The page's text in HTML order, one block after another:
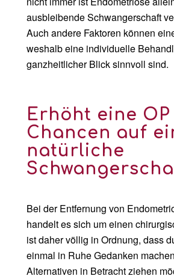
ausbleibende Schwangerschaft
Auch andere Faktoren können
weshalb eine individuelle
ganzheitlicher Blick sinnvoll sind.
Erhöht eine
Chancen auf
natürliche
Bei der Entfernung von
handelt es sich um einen
ist daher völlig in Ordnung, dass
einmal in Ruhe Gedanken
Alternativen in Betracht ziehen